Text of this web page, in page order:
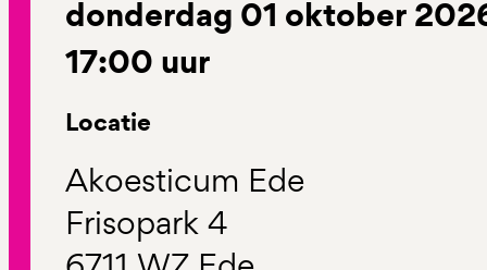
donderdag 01 oktober
17:00 uur
Locatie
Akoesticum Ede
Frisopark 4